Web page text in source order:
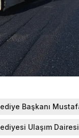
Başkanı
Ulaşım